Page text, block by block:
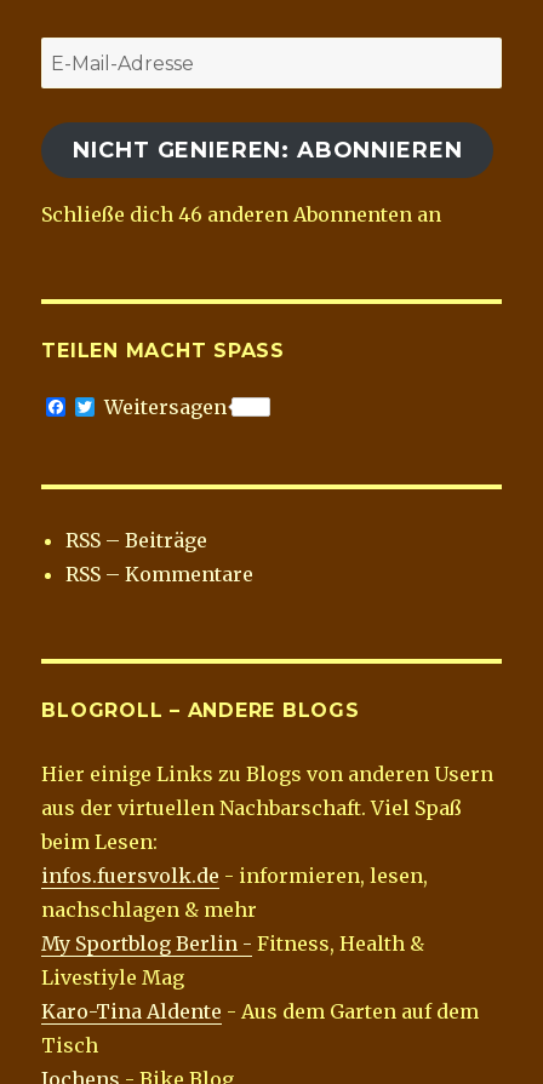
E-
Mail-
Adresse
NICHT GENIEREN: ABONNIEREN
Schließe dich 46 anderen Abonnenten an
TEILEN MACHT SPASS
F
b
k
T
t
Weitersagen
RSS – Beiträge
RSS – Kommentare
BLOGROLL – ANDERE BLOGS
Hier einige Links zu Blogs von anderen Usern
aus der virtuellen Nachbarschaft. Viel Spaß
beim Lesen:
infos.fuersvolk.de - informieren, lesen,
nachschlagen & mehr
My Sportblog Berlin - Fitness, Health &
Livestiyle Mag
Karo-Tina Aldente - Aus dem Garten auf dem
Tisch
Jochens - Bike Blog